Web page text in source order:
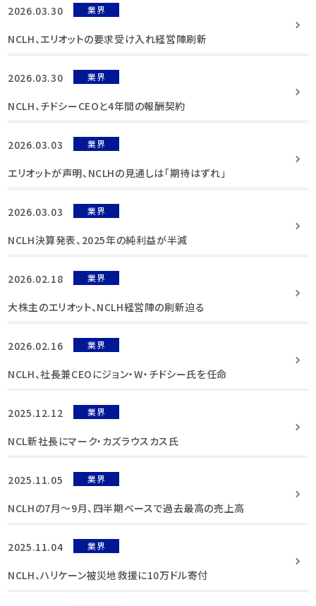
2026.03.30 業界
NCLH、エリオットの要求受け入れ経営陣刷新
2026.03.30 業界
NCLH、チドシーCEOと4年間の報酬契約
2026.03.03 業界
エリオットが声明、NCLHの見通しは「期待はずれ」
2026.03.03 業界
NCLH決算発表、2025年の純利益が半減
2026.02.18 業界
大株主のエリオット、NCLH経営陣の刷新迫る
2026.02.16 業界
NCLH、社長兼CEOにジョン・W・チドシー氏を任命
2025.12.12 業界
NCL新社長にマーク・カズラウスカス氏
2025.11.05 業界
NCLHの7月〜9月、四半期ベースで過去最高の売上高
2025.11.04 業界
NCLH、ハリケーン被災地救援に10万ドル寄付